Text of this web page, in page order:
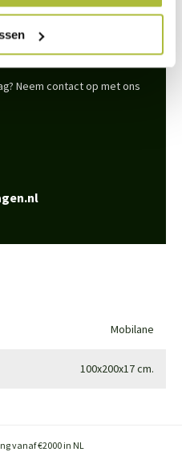
Neem contact op met ons
Mobilane
100x200x17 cm.
vanaf €2000 in NL